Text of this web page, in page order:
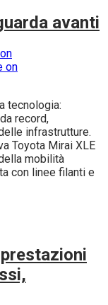
avanti
tecnologia:
record,
infrastrutture.
Toyota Mirai XLE
mobilità
con linee filanti e